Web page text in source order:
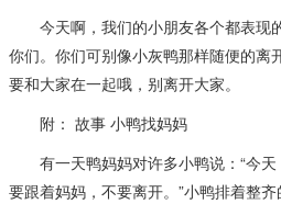
今天啊，我们的小朋友各个都表现
你们。你们可别像小灰鸭那样随便的离
要和大家在一起哦，别离开大家。
附： 故事 小鸭找妈妈
有一天鸭妈妈对许多小鸭说：“今天
要跟着妈妈，不要离开。”小鸭排着整